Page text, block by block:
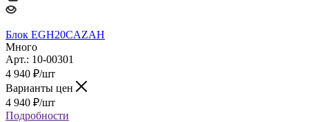
Блок EGH20CAZAH
Много
Арт.: 10-00301
4 940 ₽/шт
Варианты цен
4 940 ₽/шт
Подробности